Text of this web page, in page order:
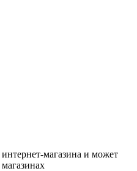
магазина и может